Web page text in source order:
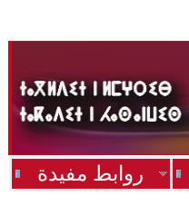
روابط مفيدة